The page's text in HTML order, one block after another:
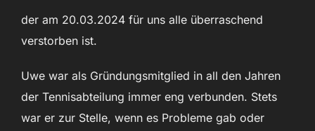
der am 20.03.2024 für uns alle überraschend
verstorben ist.
Uwe war als Gründungsmitglied in all den Jahren
der Tennisabteilung immer eng verbunden. Stets
war er zur Stelle, wenn es Probleme gab oder